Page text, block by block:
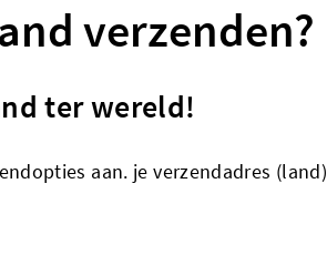
verzenden?
ter wereld!
aan. je verzendadres (land)